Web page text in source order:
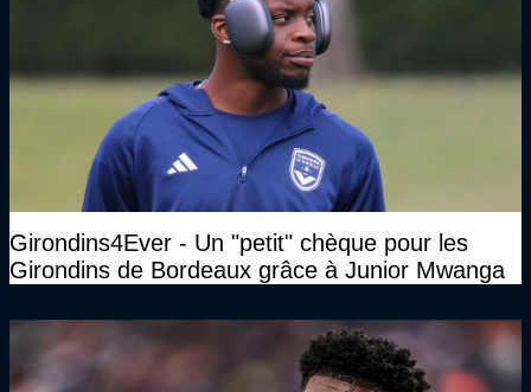
Girondins4Ever - Un "petit" chèque pour les
Girondins de Bordeaux grâce à Junior Mwanga